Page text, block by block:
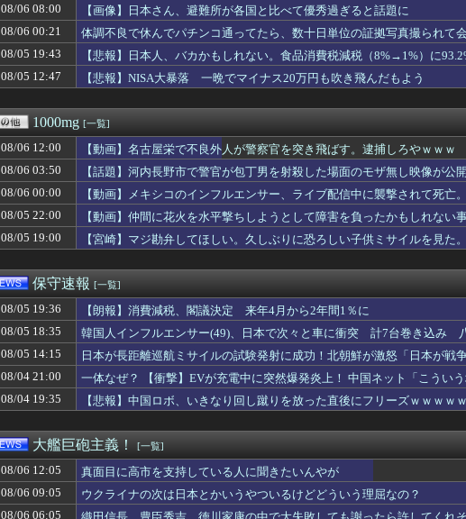
友人「この名前にしたい！」夫「それ漫画のキャラだろ…」→子供の名付けを巡って夫
◆悲報◆韓国代表洪明甫前監督マルディーニの頭を蹴ったイ・チョンスに「手を切り
日本で婚活する韓国人男性が急増「日本の女性は優しい」【タイ人の反応】
【悲報】日ハム、今日もSBに圧倒される
カープ佐々木泰（8月OPS.875打率.438得点圏.000）←1番に置いた方...
【前編】俺の娘の結婚が破談に。だが彼氏は「2000万の土地」を購入。こじれた二...
「仮面ライダーマイス」の脚本を担当する荒川稔久、過去作を振り返っても作風が読
【驚愕】優木まおみ、くみっきー、菊地亜美……タレント達が次々とアジアの国々へ移
エクスアリーナ松戸がディスクアップ2を撤去したらしくディスクアッパーさん達から
【朗報】冨安健洋さん…もしパレスで大きな故障が無かったら、アーセナルのメディカ
蕎麦とかいう食い物、いくらなんでも旨すぎへん？
ロシア「お前らの国にある似非エッフェル塔を見せてくれ！」
【画像】本田望結の妹、本田望結より実ってしまうｗｗｗｗｗ
【修羅場】離婚できない状況で“職場復帰”を提案した結果ｗｗｗｗ
海外「騙されるな！」FIFA会長の謝罪に海外大騒ぎ！（海外の反応）
【画像】こういうのでいいんだよ女子小学生ｗｗｗｗｗｗｗｗｗｗｗ❤
【画像】杉本彩、マン毛隠した全裸ナマ乳がHすぎる
08/06 08:00
【画像】日本さん、避難所が各国と比べて優秀過ぎると話題に
08/06 00:21
体調不良で休んでパチンコ通ってたら、数十日単位の証拠写真撮られて
08/05 19:43
【悲報】日本人、バカかもしれない。食品消費税減税（8%→1%）に
08/05 12:47
【悲報】NISA大暴落 一晩でマイナス20万円も吹き飛んだもよう
1000mg [一覧]
08/06 12:00
【動画】名古屋栄で不良外人が警察官を突き飛ばす。逮捕しろやｗｗｗ
08/06 03:50
【話題】河内長野市で警官が包丁男を射殺した場面のモザ無し映像が公開
08/06 00:00
【動画】メキシコのインフルエンサー、ライブ配信中に襲撃されて死亡。
08/05 22:00
【動画】仲間に花火を水平撃ちしようとして障害を負ったかもしれない事
08/05 19:00
【宮崎】マジ勘弁してほしい。久しぶりに恐ろしい子供ミサイルを見た。
保守速報 [一覧]
08/05 19:36
【朗報】消費減税、閣議決定 来年4月から2年間1％に
08/05 18:35
韓国人インフルエンサー(49)、日本で次々と車に衝突 計7台巻き込み
08/05 14:15
日本が長距離巡航ミサイルの試験発射に成功！北朝鮮が激怒「日本が戦
必ず後悔させる」
08/04 21:00
一体なぜ？ 【衝撃】EVが充電中に突然爆発炎上！ 中国ネット「こうい
08/04 19:35
【悲報】中国ロボ、いきなり回し蹴りを放った直後にフリーズｗｗｗｗｗ
大艦巨砲主義！ [一覧]
08/06 12:05
真面目に高市を支持している人に聞きたいんやが
08/06 09:05
ウクライナの次は日本とかいうやついるけどどういう理屈なの？
08/06 06:05